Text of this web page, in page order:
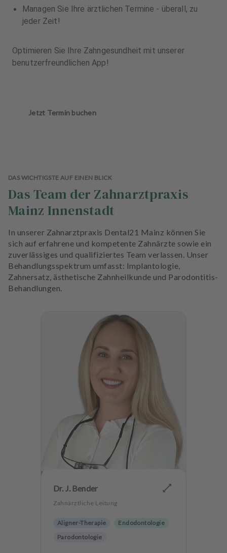
Managen Sie Ihre ärztlichen Termine - überall, zu
jeder Zeit!
Optimieren Sie Ihre Zahngesundheit mit unserer
benutzerfreundlichen App!
Jetzt Termin buchen
DAS WICHTIGSTE AUF EINEN BLICK
Das Team der Zahnarztpraxis
Mainz Innenstadt
In unserer Zahnarztpraxis Dental21 Mainz können Sie
sich auf erfahrene und kompetente Zahnärzte sowie ein
zuverlässiges und qualifiziertes Team verlassen. Unser
Behandlungsspektrum umfasst: Implantologie,
Zahnersatz, ästhetische Zahnheilkunde und Parodontitis-
Behandlungen.
Dr. J. Bender
Zahnärztliche Leitung
Aligner-Therapie
Endodontologie
Parodontologie